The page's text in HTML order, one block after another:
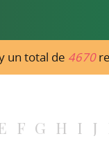
un total de 4670
F G H I J